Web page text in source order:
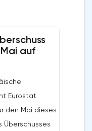
auf
Eurostat
den Mai dieses
Überschusses